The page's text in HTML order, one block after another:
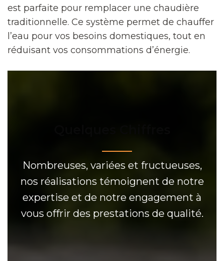
est parfaite pour remplacer une chaudière
traditionnelle. Ce système permet de chauffer
l’eau pour vos besoins domestiques, tout en
réduisant vos consommations d’énergie.
Nombreuses, variées et fructueuses,
nos réalisations témoignent de notre
expertise et de notre engagement à
vous offrir des prestations de qualité.